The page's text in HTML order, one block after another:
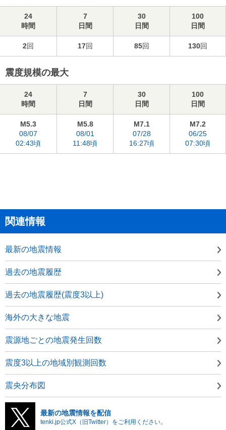
24
時間
7
日間
30
日間
100
日間
2回 17回 85回 130回
震度規模の最大
24
時間
7
日間
30
日間
100
日間
M5.3
08/07
02:43頃
M5.8
08/01
11:48頃
M7.1
07/28
16:27頃
M7.2
06/25
07:30頃
関連情報
最新の地震情報
過去の地震履歴
過去の地震履歴(震度3以上)
海外の大きな地震
震源地ごとの地震発生回数
震度3以上の地域別観測回数
震央分布図
最新の地震情報を配信
tenki.jp公式X（旧Twitter）をご利用ください。